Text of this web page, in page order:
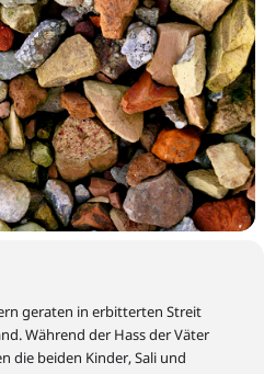
geraten in erbitterten Streit
Während der Hass der Väter
die beiden Kinder, Sali und